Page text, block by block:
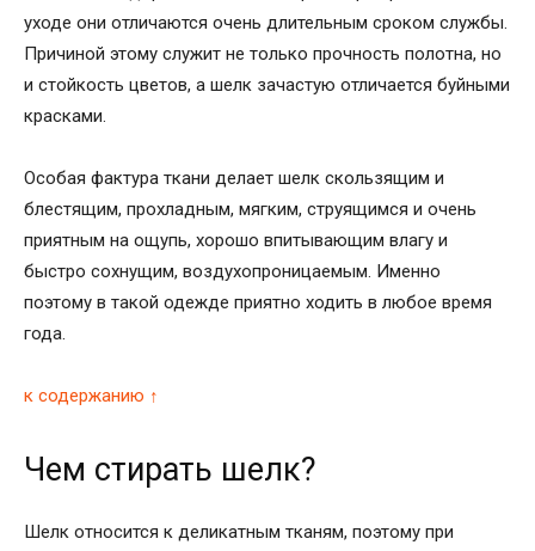
уходе они отличаются очень длительным сроком службы.
Причиной этому служит не только прочность полотна, но
и стойкость цветов, а шелк зачастую отличается буйными
красками.
Особая фактура ткани делает шелк скользящим и
блестящим, прохладным, мягким, струящимся и очень
приятным на ощупь, хорошо впитывающим влагу и
быстро сохнущим, воздухопроницаемым. Именно
поэтому в такой одежде приятно ходить в любое время
года.
к содержанию ↑
Чем стирать шелк?
Шелк относится к деликатным тканям, поэтому при